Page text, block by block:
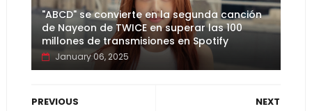
"ABCD" se convierte en la segunda canción
de Nayeon de TWICE en superar las 100
millones de transmisiones en Spotify
January 06, 2025
NEXT
PREVIOUS